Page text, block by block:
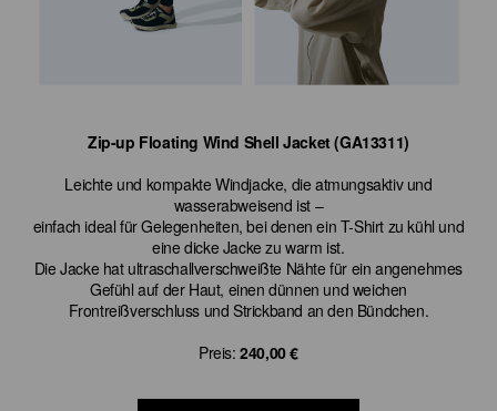
Zip-up Floating Wind Shell Jacket (GA13311)
Leichte und kompakte Windjacke, die atmungsaktiv und
wasserabweisend ist –
einfach ideal für Gelegenheiten, bei denen ein T-Shirt zu kühl und
eine dicke Jacke zu warm ist.
Die Jacke hat ultraschallverschweißte Nähte für ein angenehmes
Gefühl auf der Haut, einen dünnen und weichen
Frontreißverschluss und Strickband an den Bündchen.
Preis:240,00 €